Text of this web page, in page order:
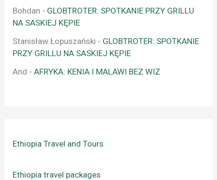
Bohdan - GLOBTROTER: SPOTKANIE PRZY GRILLU
NA SASKIEJ KĘPIE
Stanisław Łopuszański - GLOBTROTER: SPOTKANIE
PRZY GRILLU NA SASKIEJ KĘPIE
And -AFRYKA: KENIA I MALAWI BEZ WIZ
Ethiopia Travel and Tours
Ethiopia travel packages